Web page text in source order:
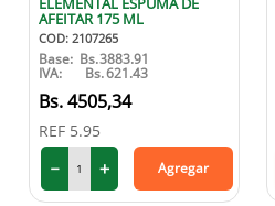
AFEITAR 175 ML
COD: 2107265
Base: Bs.3883.91
IVA: Bs.621.43
4505,34
REF 5.95
＋
－ Agregar